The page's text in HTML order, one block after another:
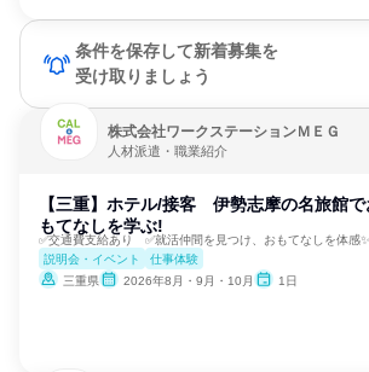
条件を保存して新着募集を
受け取りましょう
株式会社ワークステーションＭＥＧ
人材派遣・職業紹介
【三重】ホテル/接客 伊勢志摩の名旅館で
もてなしを学ぶ!
✅交通費支給あり ✅就活仲間を見つけ、おもてなしを体感✨
説明会・イベント
仕事体験
三重県
2026年8月・9月・10月 1日